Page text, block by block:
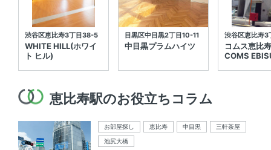
渋谷区恵比寿3丁目38-5
WHITE HILL(ホワイ
ト ヒル)
目黒区中目黒2丁目10-11
中目黒プラムハイツ
渋谷区恵比寿3
コムス恵
COMS
恵比寿駅のお役立ちコラム
お部屋探し 恵比寿 中目黒
三軒茶屋
池尻大橋